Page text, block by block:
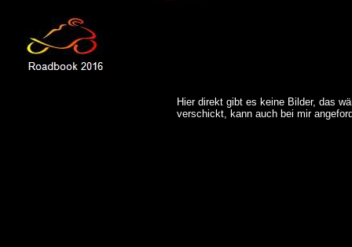
Hier direkt gibt es keine Bilder, das
verschickt, kann auch bei mir